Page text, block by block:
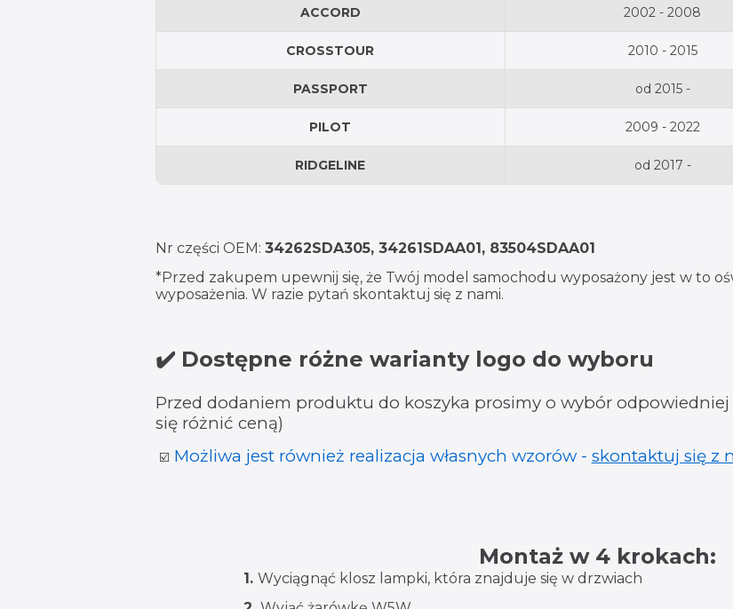
ACCORD 2002 - 2008
CROSSTOUR 2010 - 2015
PASSPORT od 2015 -
PILOT 2009 - 2022
RIDGELINE od 2017 -
Nr części OEM: 34262SDA305, 34261SDAA01, 83504SDAA01
*Przed zakupem upewnij się, że Twój model samochodu wyposażony jest w to
wyposażenia. W razie pytań skontaktuj się z nami.
✔️ Dostępne różne warianty logo do wyboru
Przed dodaniem produktu do koszyka prosimy o wybór
się różnić ceną)
☑️ Możliwa jest również realizacja własnych wzorów - skontaktuj się z
Montaż w 4 krokach:
1.Wyciągnąć klosz lampki, która znajduje się w drzwiach